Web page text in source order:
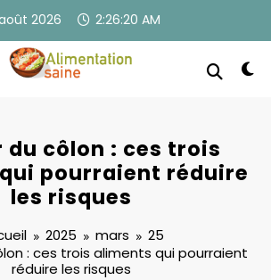
2026 2:26:21 AM
du côlon : ces trois
pourraient réduire
les risques
2025 mars
25
: ces trois aliments qui pourraient
réduire les risques